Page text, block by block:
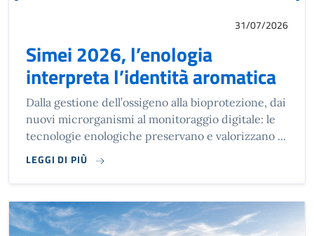
31/07/2026
Simei 2026, l’enologia
interpreta l’identità aromatica
Dalla gestione dell’ossigeno alla bioprotezione, dai
nuovi microrganismi al monitoraggio digitale: le
tecnologie enologiche preservano e valorizzano ...
LEGGI DI PIÙ